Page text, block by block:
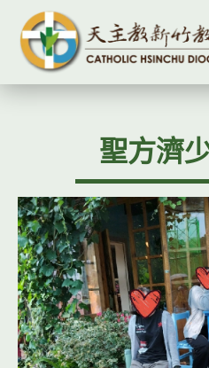
聖方濟